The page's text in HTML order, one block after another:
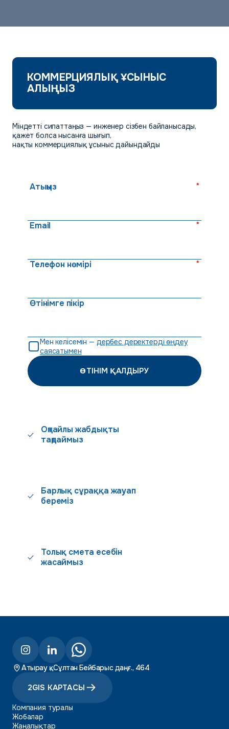
КОММЕРЦИЯЛЫҚ ҰСЫНЫС
АЛЫҢЫЗ
Міндетті сипаттаңыз — инженер сізбен байланысады,
қажет болса нысанға шығып,
нақты коммерциялық ұсыныс дайындайды
Атыңыз *
Email *
Телефон нөмірі *
Өтінімге пікір
Мен келісемін — дербес деректерді өңдеу
саясатымен
ӨТІНІМ ҚАЛДЫРУ
Оңтайлы жабдықты
таңдаймыз
Барлық сұраққа жауап
береміз
Толық смета есебін
жасаймыз
Атырау қ., Сұлтан Бейбарыс даңғ., 464
2GIS КАРТАСЫ
Компания туралы
Жобалар
Жаңалықтар